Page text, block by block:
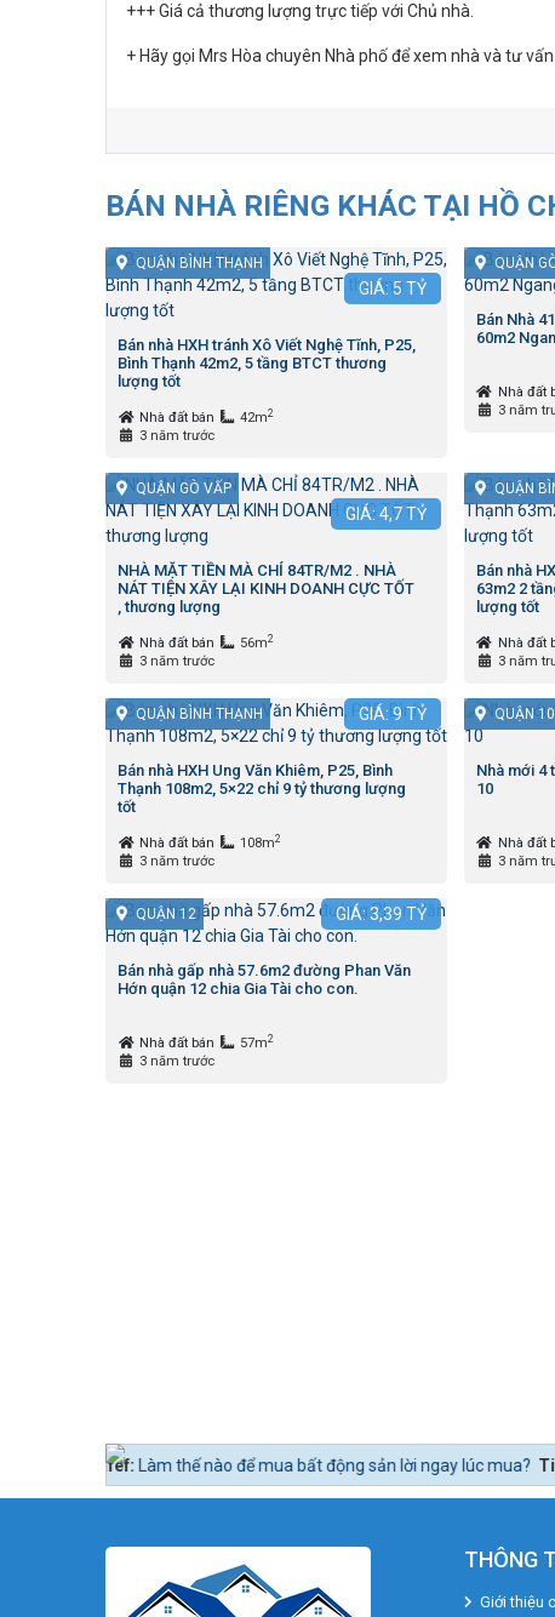
+++ Giá cả thương lượng trực tiếp với Chủ nhà.
+ Hãy gọi Mrs Hòa chuyên Nhà phố để xem nhà và tư
BÁN NHÀ RIÊNG KHÁC TẠI HỒ
QUẬN BÌNH THẠNH
GIÁ:5 TỶ
Bán nhà HXH tránh Xô Viết Nghệ Tĩnh, P25,
Bình Thạnh 42m2, 5 tầng BTCT thương
lượng tốt
Nhà đất bán 42m2
3 năm trước
QUẬN
Bán Nhà
60m2
Nhà đất
3 năm
QUẬN GÒ VẤP
GIÁ:4,7TỶ
NHÀ MẶT TIỀN MÀ CHỈ 84TR/M2 . NHÀ
NÁT TIỆN XÂY LẠI KINH DOANH CỰC TỐT
, thương lượng
Nhà đất bán 56m2
3 năm trước
QUẬN
Bán nhà
63m2 2
lượng tốt
Nhà đất
3 năm
QUẬN BÌNH THẠNH GIÁ:9TỶ
Bán nhà HXH Ung Văn Khiêm, P25, Bình
Thạnh 108m2, 5×22 chỉ 9 tỷ thương lượng
tốt
Nhà đất bán 108m2
3 năm trước
QUẬN 10
Nhà mới 4
10
Nhà đất
3 năm
QUẬN 12 GIÁ: 3,39TỶ
Bán nhà gấp nhà 57.6m2 đường Phan Văn
Hớn quận 12 chia Gia Tài cho con.
Nhà đất bán 57m2
3 năm trước
Làm thế nào để mua bất động sản lời ngay lúc mua? Tin tức 24h
THÔNG
Giới thiệu